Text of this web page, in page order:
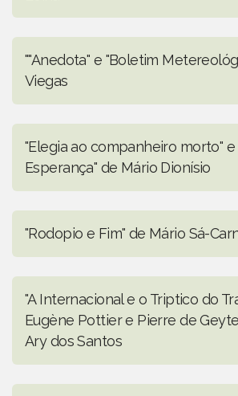
""Anedota" e "Boletim
Viegas
"Elegia ao companheiro morto" e
Esperança" de Mário Dionísio
"Rodopio e Fim" de Mário Sá-
"A Internacional e o Triptico do
Eugène Pottier e Pierre de
Ary dos Santos